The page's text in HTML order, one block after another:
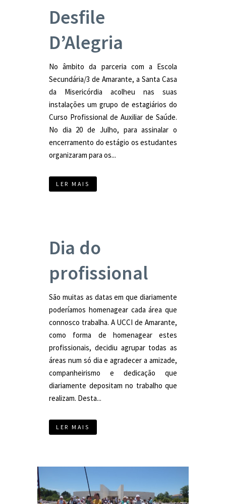
Desfile
D’Alegria
No âmbito da parceria com a Escola
Secundária/3 de Amarante, a Santa Casa
da Misericórdia acolheu nas suas
instalações um grupo de estagiários do
Curso Profissional de Auxiliar de Saúde.
No dia 20 de Julho, para assinalar o
encerramento do estágio os estudantes
organizaram para os...
LER MAIS
Dia do
profissional
São muitas as datas em que diariamente
poderíamos homenagear cada área que
connosco trabalha. A UCCI de Amarante,
como forma de homenagear estes
profissionais, decidiu agrupar todas as
áreas num só dia e agradecer a amizade,
companheirismo e dedicação que
diariamente depositam no trabalho que
realizam. Desta...
LER MAIS